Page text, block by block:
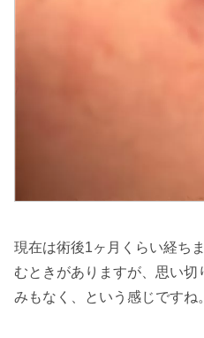
現在は術後1ヶ月くらい経ち
むときがありますが、思い
みもなく、という感じですね。